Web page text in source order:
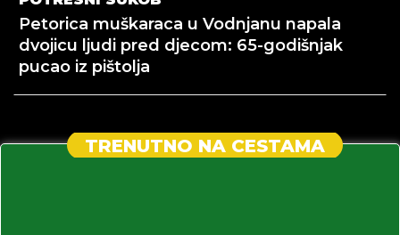
Petorica muškaraca u Vodnjanu napala
dvojicu ljudi pred djecom: 65-godišnjak
pucao iz pištolja
TRENUTNO NA CESTAMA